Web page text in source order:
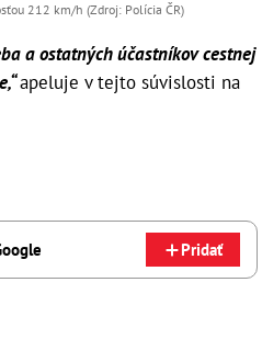
212 km/h (Zdroj: Polícia ČR)
a ostatných účastníkov cestnej
apeluje v tejto súvislosti na
Pridať